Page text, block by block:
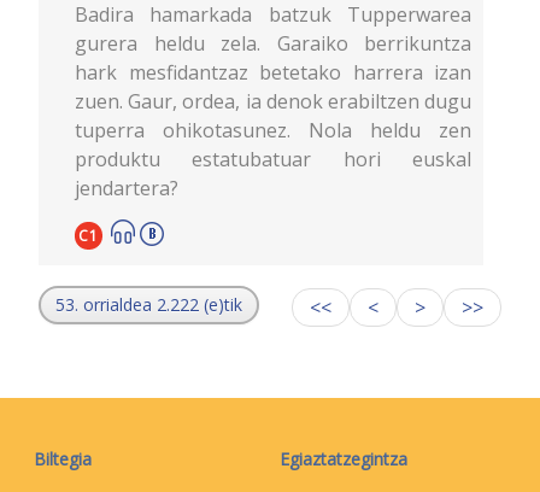
Badira hamarkada batzuk Tupperwarea
gurera heldu zela. Garaiko berrikuntza
hark mesfidantzaz betetako harrera izan
zuen. Gaur, ordea, ia denok erabiltzen dugu
tuperra ohikotasunez. Nola heldu zen
produktu estatubatuar hori euskal
jendartera?
C1
53. orrialdea 2.222 (e)tik << < > >>
Biltegia Egiaztatzegintza